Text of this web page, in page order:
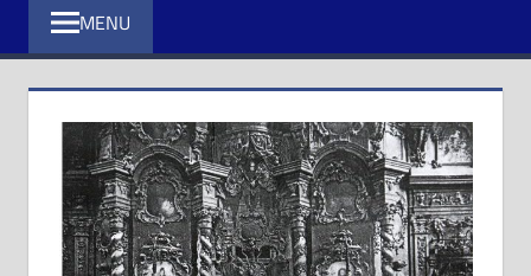
MENU